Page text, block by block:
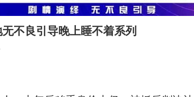
何把百年大党建设得更加坚强有力
行午休1.5小时 留个窗口行不行
不良引导晚上睡不着系列